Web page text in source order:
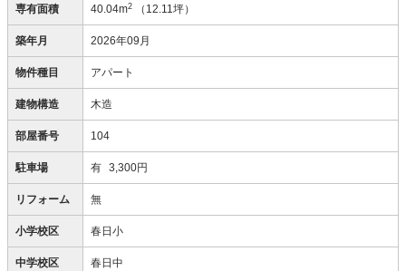
専有面積 40.04m2 （12.11坪）
築年月 2026年09月
物件種目 アパート
建物構造 木造
部屋番号 104
駐車場 有 3,300円
リフォーム 無
小学校区 春日小
中学校区 春日中